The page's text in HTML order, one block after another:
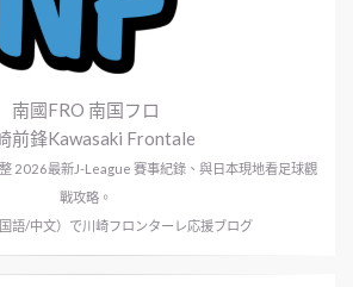
南國FRO 南国フロ
前鋒Kawasaki Frontale
2026最新J-League 賽事紀錄、與日本現地看足球觀
戰攻略。
語/中文）で川崎フロンターレ応援ブログ